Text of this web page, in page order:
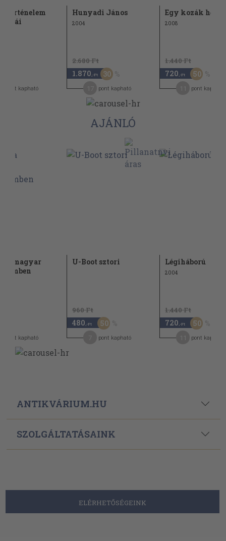
pont kapható
Hunyadi János
2004
2.680 Ft
1.870 ,-Ft 30
pont kapható
Egy kozák hős
2008
1.440 Ft
720 ,-Ft 50
pont kapható
AJÁNLÓ
a magyar
pont kapható
U-Boot sztori
960 Ft
480 ,-Ft 50
pont kapható
Légiháború
2004
1.440 Ft
720 ,-Ft 50
pont kapható
ANTIKVÁRIUM.HU
SZOLGÁLTATÁSAINK
ELÉRHETŐSÉGEINK